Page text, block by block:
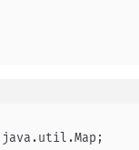
java.util.Map;